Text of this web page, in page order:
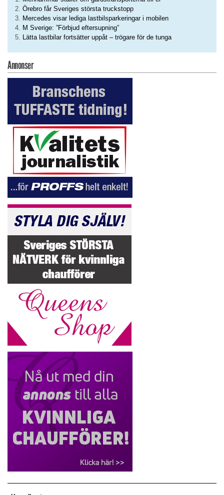
Örebro får Sveriges största truckstopp
Mercedes visar lediga lastbilsparkeringar i mobilen
M Sverige: ”Förbjud eftersupning”
Lätta lastbilar fortsätter uppåt – trögare för de tunga
Annonser